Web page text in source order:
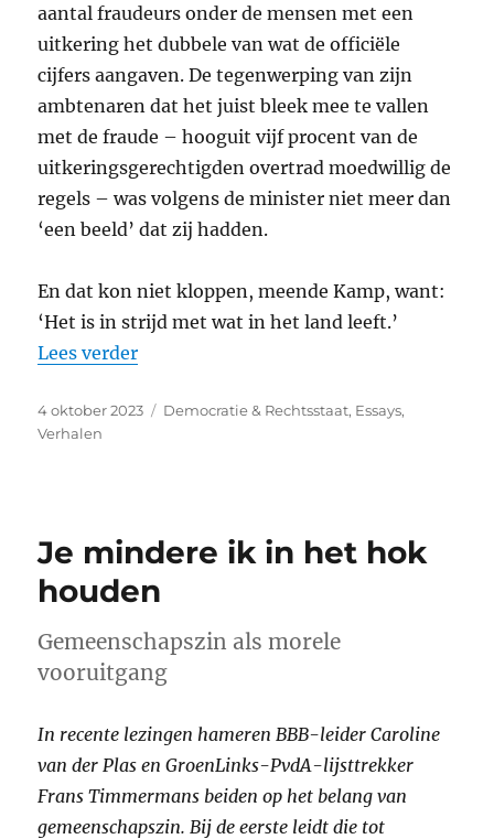
aantal fraudeurs onder de mensen met een
uitkering het dubbele van wat de officiële
cijfers aangaven. De tegenwerping van zijn
ambtenaren dat het juist bleek mee te vallen
met de fraude – hooguit vijf procent van de
uitkeringsgerechtigden overtrad moedwillig de
regels – was volgens de minister niet meer dan
‘een beeld’ dat zij hadden.
En dat kon niet kloppen, meende Kamp, want:
‘Het is in strijd met wat in het land leeft.’
Lees verder“Een recht, geen genadegift”
Geplaatst
op
4 oktober 2023 Categorieën
Democratie & Rechtsstaat, Essays,
Verhalen
Je mindere ik in het hok
houden
Gemeenschapszin als morele
vooruitgang
In recente lezingen hameren BBB-leider Caroline
van der Plas en GroenLinks-PvdA-lijsttrekker
Frans Timmermans beiden op het belang van
gemeenschapszin. Bij de eerste leidt die tot